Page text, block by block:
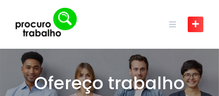
content
Ofereço trabalho